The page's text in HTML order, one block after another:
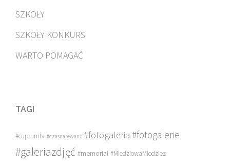
SZKOŁY
SZKOŁY KONKURS
WARTO POMAGAĆ
TAGI
#cuprumtv #czasnarewanż #fotogaleria #fotogalerie
#galeriazdjęć #memoriał #MiedziowaMlodziez